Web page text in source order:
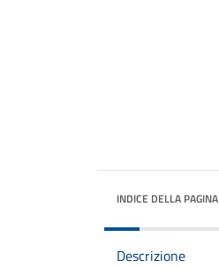
INDICE DELLA PAGINA
Descrizione